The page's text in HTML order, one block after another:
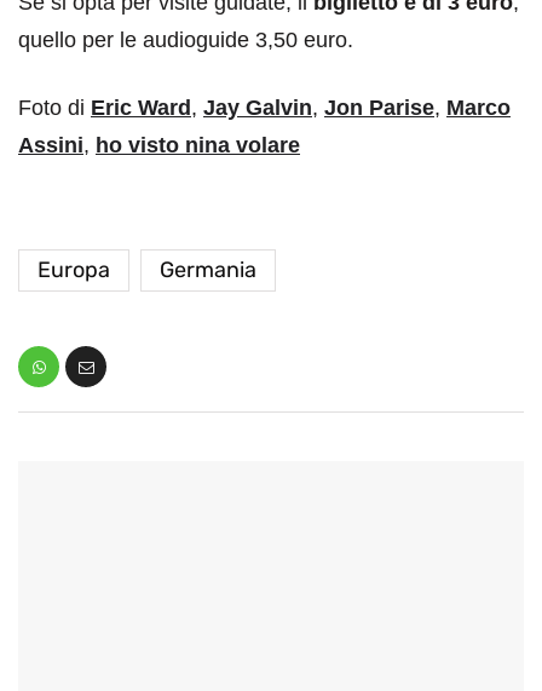
quello per le audioguide 3,50 euro.
Foto di Eric Ward , Jay Galvin, Jon Parise, Marco
Assini, ho visto nina volare
Europa Germania